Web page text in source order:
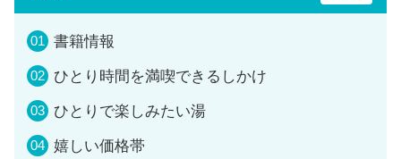
書籍情報
ひとり時間を満喫できるしかけ
ひとりで楽しみたい湯
嬉しい価格帯